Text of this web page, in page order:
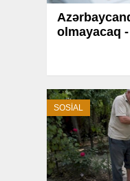
olmayacaq -
SOSİAL